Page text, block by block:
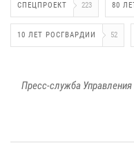
СПЕЦПРОЕКТ 223 80
10 ЛЕТ РОСГВАРДИИ 52
Пресс-служба